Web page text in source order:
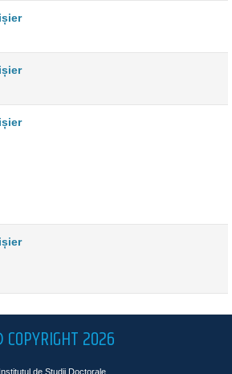
2026
Institutul de Studii Doctorale